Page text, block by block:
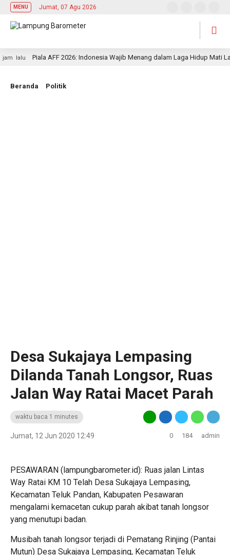
MENU Jumat, 07 Agu 2026
lalu Piala AFF 2026: Indonesia Wajib Menang dalam Laga Hidup Mati
Beranda Politik
Desa Sukajaya Lempasing
Dilanda Tanah Longsor, Ruas
Jalan Way Ratai Macet Parah
waktu baca 1 minutes
Jumat, 12 Jun 2020 12:49 0 184 admin
PESAWARAN (lampungbarometer.id): Ruas jalan Lintas
Way Ratai KM 10 Telah Desa Sukajaya Lempasing,
Kecamatan Teluk Pandan, Kabupaten Pesawaran
mengalami kemacetan cukup parah akibat tanah longsor
yang menutupi badan.
Musibah tanah longsor terjadi di Pematang Rinjing (Pantai
Mutun) Desa Sukajaya Lempasing, Kecamatan Teluk